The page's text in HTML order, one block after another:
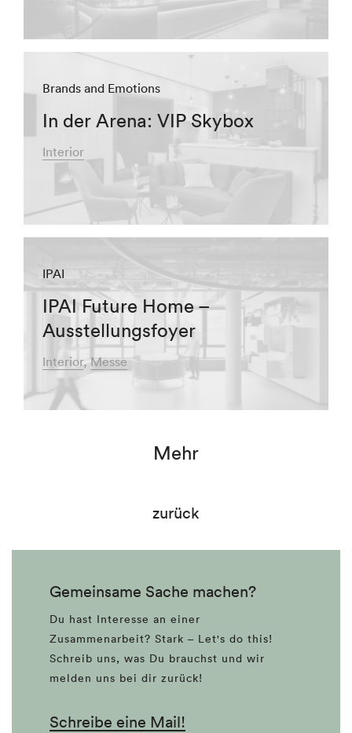
Brands and Emotions
In der Arena: VIP Skybox
Interior
IPAI
IPAI Future Home –
Ausstellungsfoyer
Interior Messe
Mehr
zurück
Gemeinsame Sache machen?
Du hast Interesse an einer
Zusammenarbeit? Stark – Let's do this!
Schreib uns, was Du brauchst und wir
melden uns bei dir zurück!
Schreibe eine Mail!